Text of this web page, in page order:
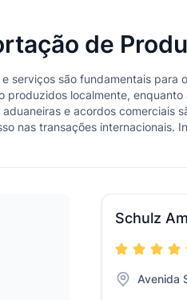
de
serviços são fundamentais
produzidos localmente,
e acordos comerciais
nas transações
Schulz
Avenida